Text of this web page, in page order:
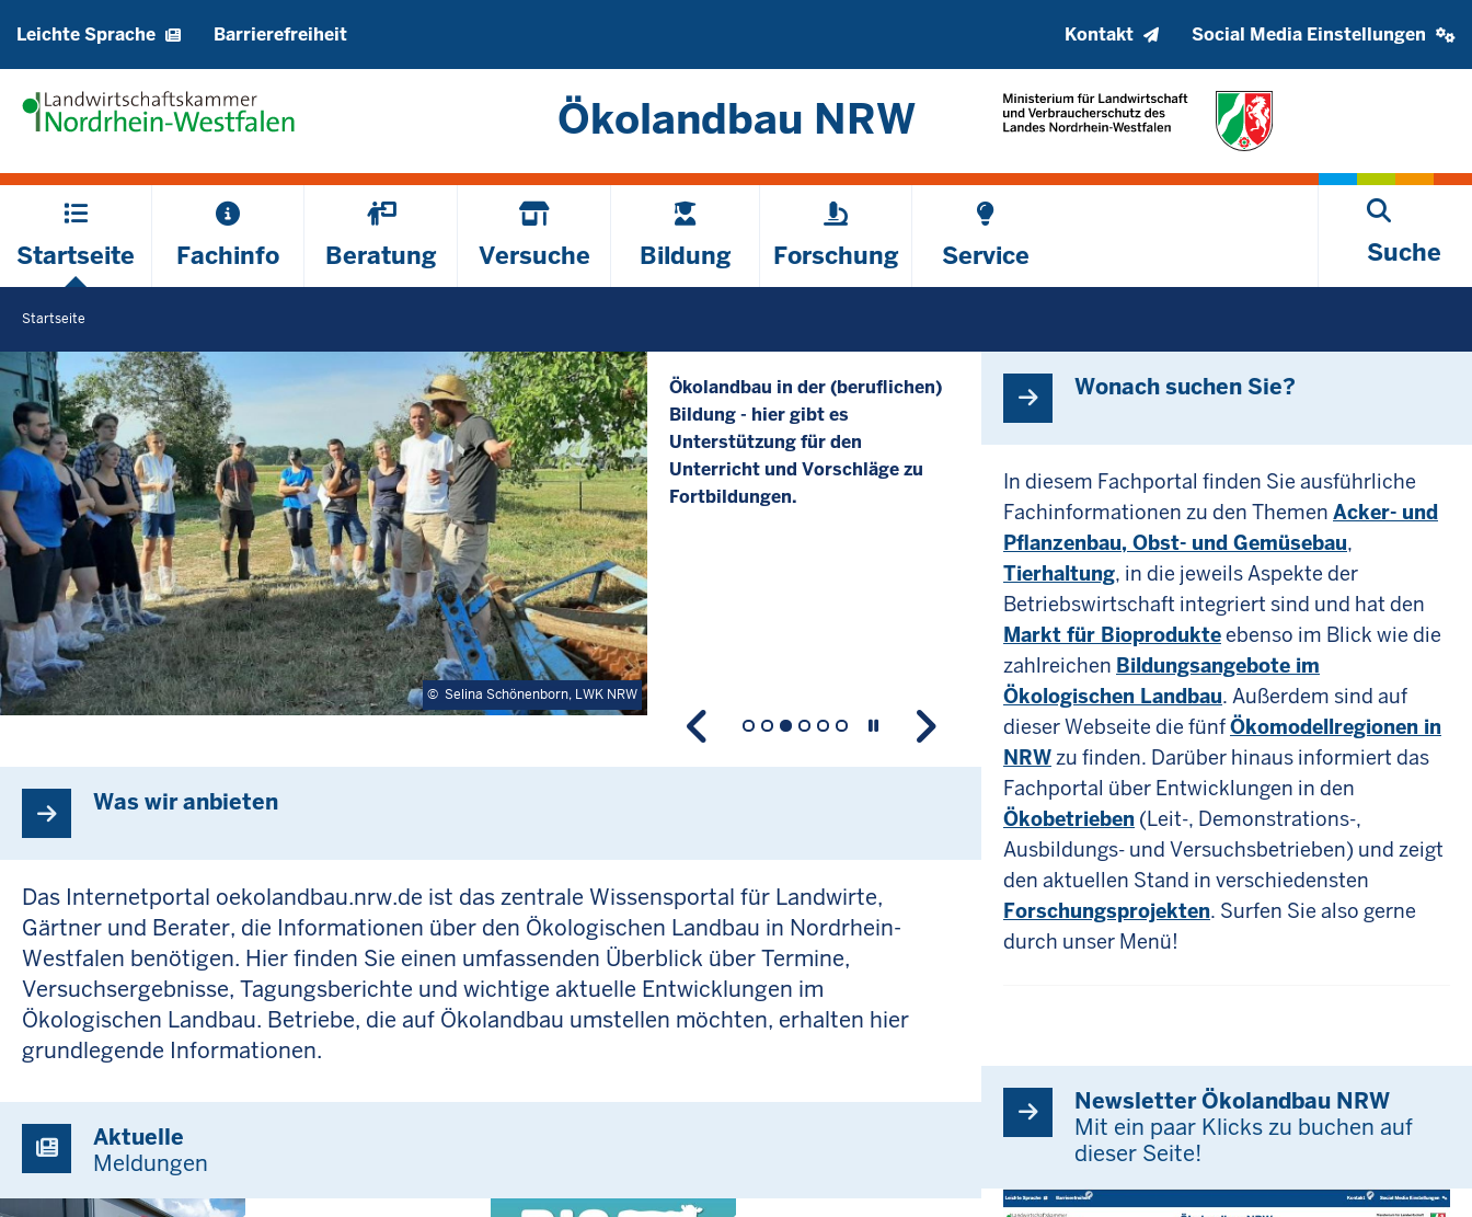
Sprachen
Leichte Sprache Barrierefreiheit
oberes
Menü
Kontakt
media
settings
block
Social Media Einstellungen
Ökolandbau NRW
Hauptmenü
Startseite Fachinfo Beratung Versuche Bildung Forschung Service Suche
Sie
befinden
sich
hier
Startseite
S
t
a
r
t
s
e
i
t
e
© Selina Schönenborn, LWK NRW
Ökolandbau in der (beruflichen)
Bildung - hier gibt es
Unterstützung für den
Unterricht und Vorschläge zu
Fortbildungen.
Was wir anbieten
Das Internetportal oekolandbau.nrw.de ist das zentrale Wissensportal für Landwirte,
Gärtner und Berater, die Informationen über den Ökologischen Landbau in Nordrhein-
Westfalen benötigen. Hier finden Sie einen umfassenden Überblick über Termine,
Versuchsergebnisse, Tagungsberichte und wichtige aktuelle Entwicklungen im
Ökologischen Landbau. Betriebe, die auf Ökolandbau umstellen möchten, erhalten hier
grundlegende Informationen.
Aktuelle
Meldungen
Wonach suchen Sie?
In diesem Fachportal finden Sie ausführliche
Fachinformationen zu den Themen Acker- und
Pflanzenbau, Obst- und Gemüsebau,
Tierhaltung, in die jeweils Aspekte der
Betriebswirtschaft integriert sind und hat den
Markt für Bioprodukteebenso im Blick wie die
zahlreichen Bildungsangebote im
Ökologischen Landbau. Außerdem sind auf
dieser Webseite die fünfÖkomodellregionen in
NRWzu finden. Darüber hinaus informiert das
Fachportal über Entwicklungen in den
Ökobetrieben (Leit-, Demonstrations-,
Ausbildungs- und Versuchsbetrieben) und zeigt
den aktuellen Stand in verschiedensten
Forschungsprojekten. Surfen Sie also gerne
durch unser Menü!
Newsletter Ökolandbau NRW
Mit ein paar Klicks zu buchen auf
dieser Seite!